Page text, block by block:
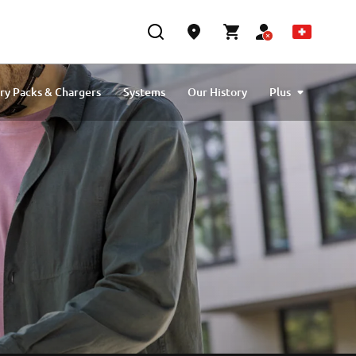
Packs & Chargers Systems
Our History
Yamaha eBike System Service
Brochures
Brands & Partners
Plus